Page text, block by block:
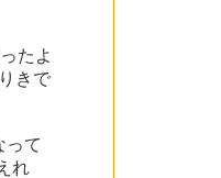
たよ
きで
って
れ